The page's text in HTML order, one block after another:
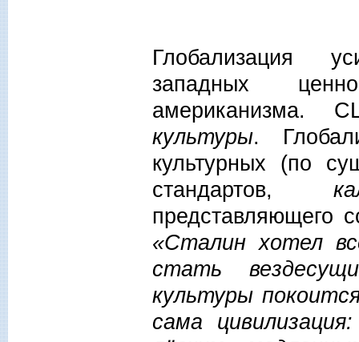
Глобализация
западных
культуры.
культурных (по
стандартов,
представляющего
«Сталин хотел
стать
культуры
сама